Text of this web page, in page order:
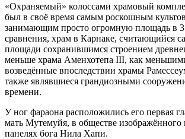
«Охраняемый» колоссами храмовый
был в своё время самым роскошным
занимающим просто огромную площадь в
сравнения, храм в Карнаке, считающийся
площади сохранившимся строением
меньше храма Аменхотепа III, как
возведённые впоследствии храмы
также являвшиеся грандиозными
времени.
У ног фараона расположились его первая
мать Мутемуйя, в обществе изображённого
панелях бога Нила Хапи.